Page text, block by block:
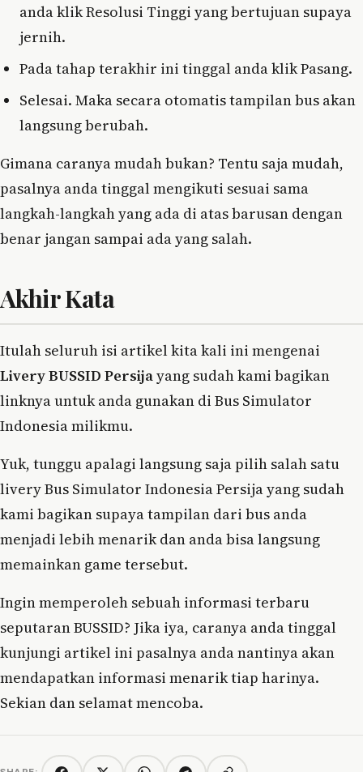
anda klik Resolusi Tinggi yang bertujuan supaya
jernih.
Pada tahap terakhir ini tinggal anda klik Pasang.
Selesai. Maka secara otomatis tampilan bus akan
langsung berubah.
Gimana caranya mudah bukan? Tentu saja mudah,
pasalnya anda tinggal mengikuti sesuai sama
langkah-langkah yang ada di atas barusan dengan
benar jangan sampai ada yang salah.
Akhir Kata
Itulah seluruh isi artikel kita kali ini mengenai
Livery BUSSID Persijayang sudah kami bagikan
linknya untuk anda gunakan di Bus Simulator
Indonesia milikmu.
Yuk, tunggu apalagi langsung saja pilih salah satu
livery Bus Simulator Indonesia Persija yang sudah
kami bagikan supaya tampilan dari bus anda
menjadi lebih menarik dan anda bisa langsung
memainkan game tersebut.
Ingin memperoleh sebuah informasi terbaru
seputaran BUSSID? Jika iya, caranya anda tinggal
kunjungi artikel ini pasalnya anda nantinya akan
mendapatkan informasi menarik tiap harinya.
Sekian dan selamat mencoba.